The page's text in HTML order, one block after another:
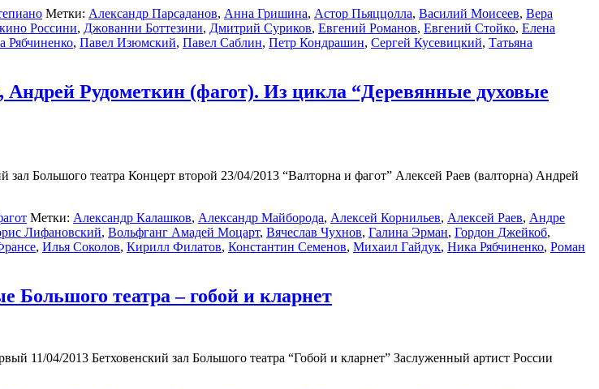
Метки: Александр Парсаданов, Анна Гришина, Астор Пьяццолла, Василий Моисеев, Вера
Россини, Джованни Боттезини, Дмитрий Суриков, Евгений Романов, Евгений Стойко, Елена
Рябчиненко, Павел Изюмский, Павел Саблин, Петр Кондрашин, Сергей Кусевицкий, Татьяна
Андрей Рудометкин (фагот). Из цикла “Деревянные духовые
Большого театра Концерт второй 23/04/2013 “Валторна и фагот” Алексей Раев (валторна) Андрей
Метки: Александр Калашков, Александр Майборода, Алексей Корнильев, Алексей Раев, Андре
Лифановский, Вольфганг Амадей Моцарт, Вячеслав Чухнов, Галина Эрман, Гордон Джейкоб,
, Илья Соколов, Кирилл Филатов, Константин Семенов, Михаил Гайдук, Ника Рябчиненко, Роман
Большого театра – гобой и кларнет
11/04/2013 Бетховенский зал Большого театра “Гобой и кларнет” Заслуженный артист России